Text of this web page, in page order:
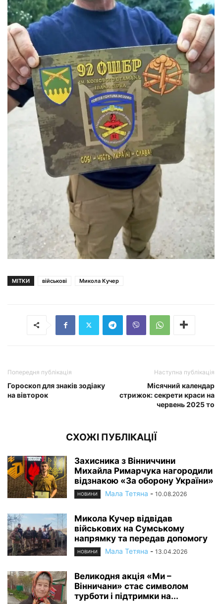
МІТКИ військові Микола Кучер
Попередня публікація
Гороскоп для знаків зодіаку
на вівторок
Наступна публікація
Місячний календар
стрижок: секрети краси на
червень 2025 то
СХОЖІ ПУБЛІКАЦІЇ
Захисника з Вінниччини
Михайла Римарчука нагородили
відзнакою «За оборону України»
НОВИНИ Мала Тетяна - 10.08.2026
Микола Кучер відвідав
військових на Сумському
напрямку та передав допомогу
НОВИНИ Мала Тетяна - 13.04.2026
Великодня акція «Ми –
Вінничани» стає символом
турботи і підтримки на...